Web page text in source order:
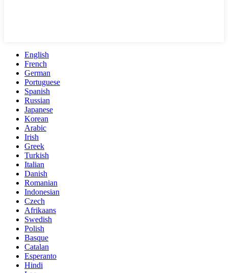
English
French
German
Portuguese
Spanish
Russian
Japanese
Korean
Arabic
Irish
Greek
Turkish
Italian
Danish
Romanian
Indonesian
Czech
Afrikaans
Swedish
Polish
Basque
Catalan
Esperanto
Hindi